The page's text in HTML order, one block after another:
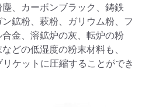
、カーボンブラック、鋳鉄
鉱粉、萩粉、ガリウム粉、フ
金、溶鉱炉の灰、転炉の粉
どの低湿度の粉末材料も、
ケットに圧縮することができ